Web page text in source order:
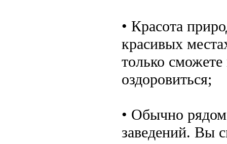
• Красота
красивых
только
оздоровиться;
• Обычно
заведений. Вы